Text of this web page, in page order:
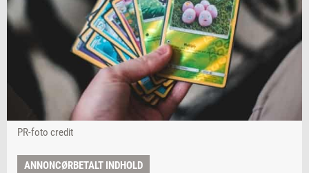
PR-foto credit
ANNONCØRBETALT INDHOLD